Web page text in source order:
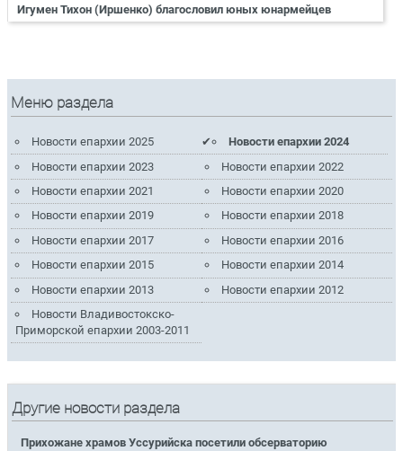
Игумен Тихон (Иршенко) благословил юных юнармейцев
Меню раздела
Новости епархии 2025
Новости епархии 2024
Новости епархии 2023
Новости епархии 2022
Новости епархии 2021
Новости епархии 2020
Новости епархии 2019
Новости епархии 2018
Новости епархии 2017
Новости епархии 2016
Новости епархии 2015
Новости епархии 2014
Новости епархии 2013
Новости епархии 2012
Новости Владивостокско-
Приморской епархии 2003-2011
Другие новости раздела
Прихожане храмов Уссурийска посетили обсерваторию